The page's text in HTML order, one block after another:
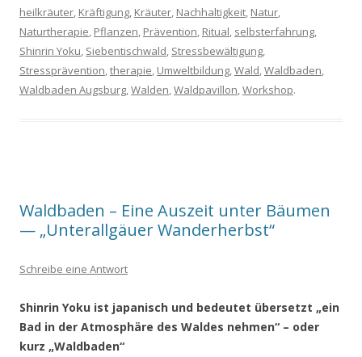
heilkräuter, Kräftigung, Kräuter, Nachhaltigkeit, Natur,
Naturtherapie, Pflanzen, Prävention, Ritual, selbsterfahrung,
Shinrin Yoku, Siebentischwald, Stressbewältigung,
Stressprävention,therapie, Umweltbildung,Wald,Waldbaden,
Waldbaden Augsburg,Walden,Waldpavillon,Workshop.
Waldbaden – Eine Auszeit unter Bäumen
— „Unterallgäuer Wanderherbst“
Schreibe eine Antwort
Shinrin Yoku ist japanisch und bedeutet übersetzt „ein
Bad in der Atmosphäre des Waldes nehmen“ – oder
kurz „Waldbaden“